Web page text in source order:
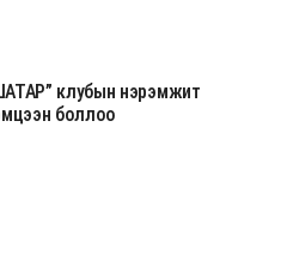
клубын нэрэмжит
боллоо